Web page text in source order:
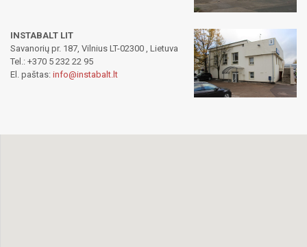
INSTABALT LIT
Savanorių pr. 187, Vilnius LT-02300 , Lietuva
Tel.: +370 5 232 22 95
El. paštas: info@instabalt.lt